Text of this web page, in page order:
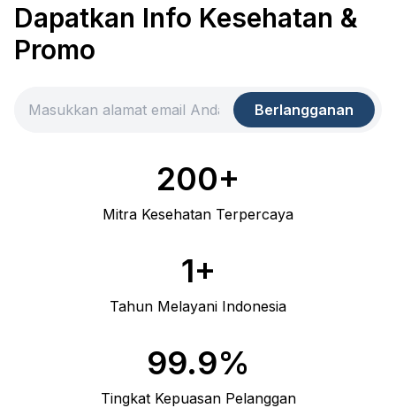
Dapatkan Info Kesehatan &
Promo
Berlangganan
200+
Mitra Kesehatan Terpercaya
1+
Tahun Melayani Indonesia
99.9%
Tingkat Kepuasan Pelanggan